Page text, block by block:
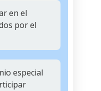
en el
por el
especial